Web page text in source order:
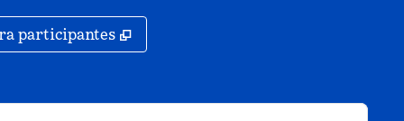
participantes ,